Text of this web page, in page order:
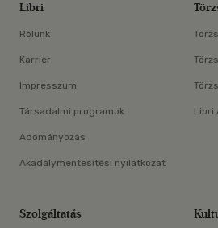
Libri
Rólunk
Karrier
Impresszum
Társadalmi programok
Adományozás
Akadálymentesítési nyilatkozat
Libri
Szolgáltatás